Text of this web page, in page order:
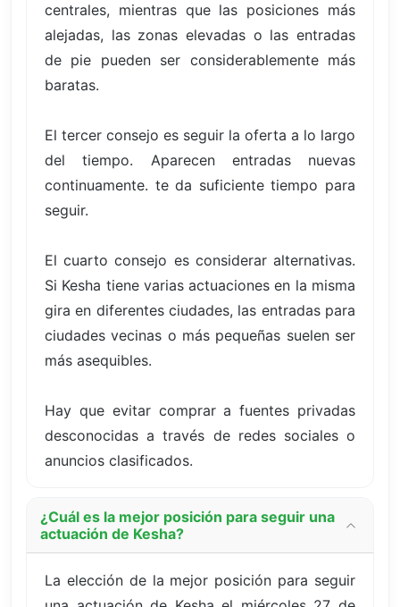
centrales, mientras que las posiciones más
alejadas, las zonas elevadas o las entradas
de pie pueden ser considerablemente más
baratas.
El tercer consejo es seguir la oferta a lo largo
del tiempo. Aparecen entradas nuevas
continuamente. te da suficiente tiempo para
seguir.
El cuarto consejo es considerar alternativas.
Si Kesha tiene varias actuaciones en la misma
gira en diferentes ciudades, las entradas para
ciudades vecinas o más pequeñas suelen ser
más asequibles.
Hay que evitar comprar a fuentes privadas
desconocidas a través de redes sociales o
anuncios clasificados.
¿Cuál es la mejor posición para seguir una
actuación de Kesha?
La elección de la mejor posición para seguir